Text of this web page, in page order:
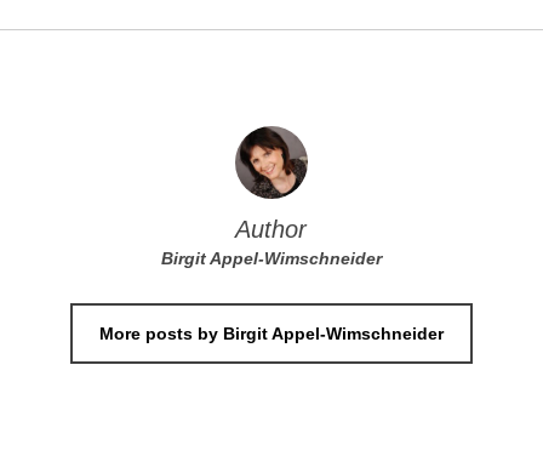
Author
Birgit Appel-Wimschneider
More posts by Birgit Appel-Wimschneider